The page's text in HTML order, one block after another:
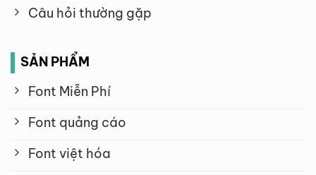
Câu hỏi thường gặp
SẢN PHẨM
Font Miễn Phí
Font quảng cáo
Font việt hóa